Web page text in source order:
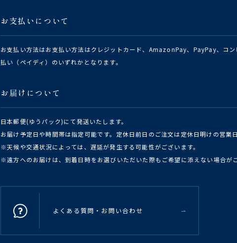
お支払いについて
お支払い方法はお支払い方法はクレジットカード、AmazonPay、PayPay、コ
払い（ペイディ）のいずれかとなります。
お届けについて
日本郵便(ゆうパック)にて発送いたします。
お届け予定日や時間帯は指定可能です。定休日前日のご注文は定休日明けの営業
※天候や交通状況によっては、遅延が発生する可能性がございます。
※遠方へのお届けは、到着日時をお選びいただいた際もご希望に添えない場合がご
よくある質問・お問い合わせ